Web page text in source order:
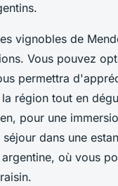
vignobles de
Vous pouvez
permettra
région tout en
pour une
dans une
où vous